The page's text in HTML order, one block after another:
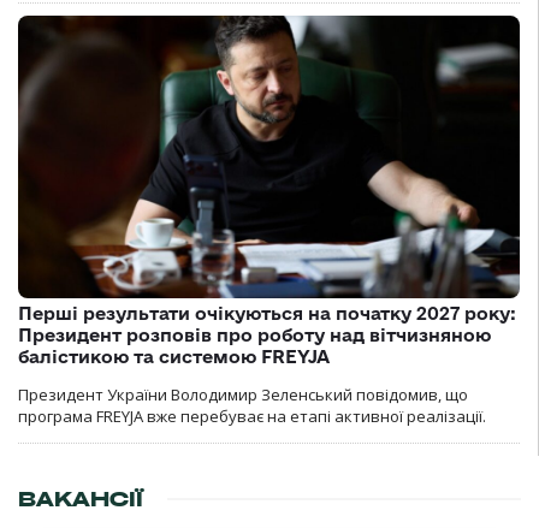
Перші результати очікуються на початку 2027 року:
Президент розповів про роботу над вітчизняною
балістикою та системою FREYJA
Президент України Володимир Зеленський повідомив, що
програма FREYJA вже перебуває на етапі активної реалізації.
ВАКАНСІЇ